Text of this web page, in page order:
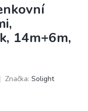
14m+6m,
Značka: Solight